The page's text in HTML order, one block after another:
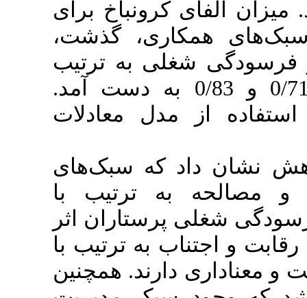
کرونباخ برای
همکاری، گذشت،
شغلی به ترتیب
0/73، 0/76، 0/87، 0/74، 0/71 و 0/83 به دست آمد.
مدل معادلات
داد که سبک‌های
به ترتیب با
فرسودگی شغلی پرستاران اثر
به ترتیب با
و معناداری دارند. همچنین